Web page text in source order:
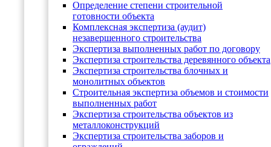
Определение степени строительной
готовности объекта
Комплексная экспертиза (аудит)
незавершенного строительства
Экспертиза выполненных работ по договору
Экспертиза строительства деревянного объекта
Экспертиза строительства блочных и
монолитных объектов
Cтроительная экспертиза объемов и стоимости
выполненных работ
Экспертиза строительства объектов из
металлоконструкций
Экспертиза строительства заборов и